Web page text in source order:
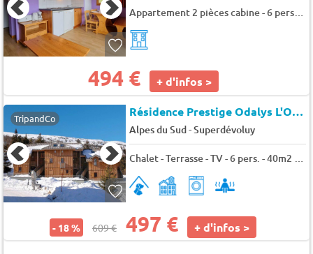
Appartement 2 pièces cabine - 6 personnes - SuperDevoluy - Chalets superd ancolie
494 € + d'infos >
TripandCo Résidence Prestige Odalys L'Orée des Pistes
Alpes du Sud-Superdévoluy
Chalet - Terrasse - TV - 6 pers. - 40m2 - Animaux admis
- 18 % 609 € 497 € + d'infos >